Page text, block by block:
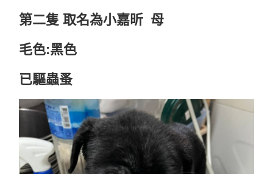
第二隻 取名為小嘉昕 母
毛色:黑色
已驅蟲蚤